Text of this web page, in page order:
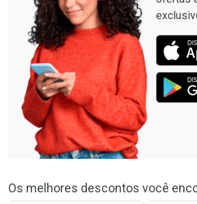
Os melhores descontos você